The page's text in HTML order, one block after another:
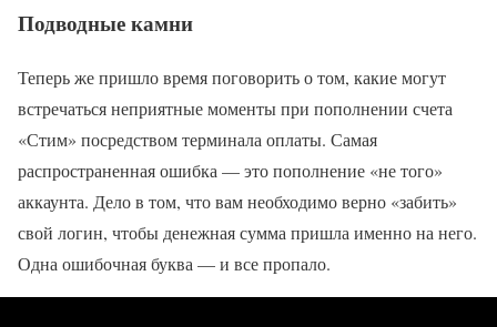
Подводные камни
Теперь же пришло время поговорить о том, какие могут
встречаться неприятные моменты при пополнении счета
«Стим» посредством терминала оплаты. Самая
распространенная ошибка — это пополнение «не того»
аккаунта. Дело в том, что вам необходимо верно «забить»
свой логин, чтобы денежная сумма пришла именно на него.
Одна ошибочная буква — и все пропало.